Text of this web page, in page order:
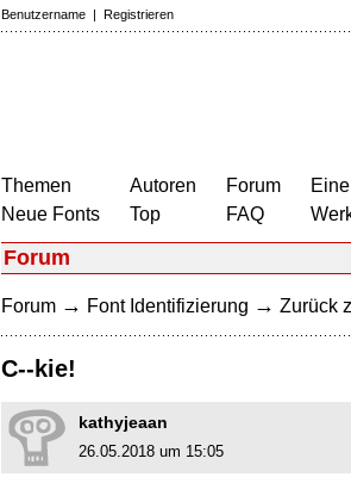
Benutzername | Registrieren
Themen
Neue Fonts
Autoren
Top
Forum
FAQ
Forum
Forum → Font Identifizierung → Zurück
C--kie!
kathyjeaan
26.05.2018 um 15:05